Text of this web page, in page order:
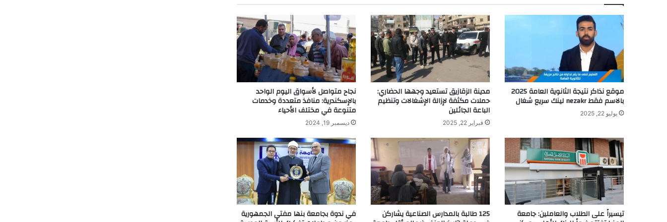
موقع نذاكر نتيجة الثانوية العامة 2025
بالاسم فقط nezakr لينك سريع شغال
يوليو 22, 2025
مدينة الزقازيق تستعيد وجهها الحضاري:
حملات مكثفة لإزالة الإشغالات وتنظيم
الباعة الجائلين
فبراير 22, 2025
نجاح متواصل لأسواق اليوم الواحد
بالإسكندرية: منافذ متعددة وخدمات
متنوعة في مختلف الأحياء
ديسمبر 19, 2024
تيسيراً على الطلاب والعاملين: جامعة 125 طالبة بالمدارس الصناعية يشاركن في ندوة بجامعة بنها مفتي الجمهورية